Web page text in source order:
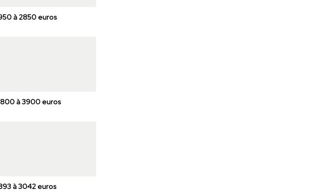
à 2850 euros
à 3900 euros
à 3042 euros